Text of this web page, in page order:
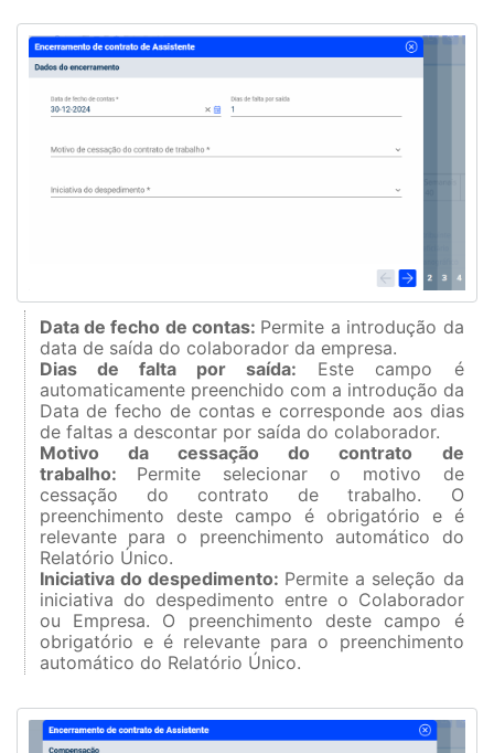
Data de fecho de contas: Permite a introdução da
data de saída do colaborador da empresa.
Dias de falta por saída: Este campo é
automaticamente preenchido com a introdução da
Data de fecho de contas e corresponde aos dias
de faltas a descontar por saída do colaborador.
Motivo da cessação do contrato de
trabalho: Permite selecionar o motivo de
cessação do contrato de trabalho. O
preenchimento deste campo é obrigatório e é
relevante para o preenchimento automático do
Relatório Único.
Iniciativa do despedimento: Permite a seleção da
iniciativa do despedimento entre o Colaborador
ou Empresa. O preenchimento deste campo é
obrigatório e é relevante para o preenchimento
automático do Relatório Único.